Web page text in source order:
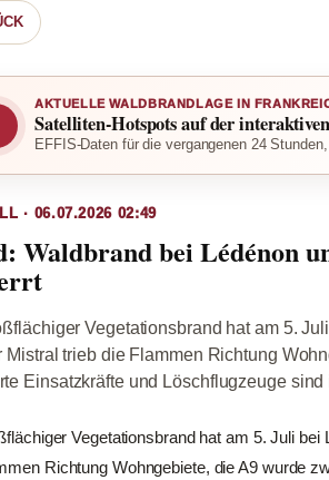
AKTUELLE WALDBRANDLAGE IN
Satelliten-Hotspots auf der
EFFIS-Daten für die vergangenen 24
· 06.07.2026 02:49
Waldbrand bei Lédénon
Vegetationsbrand hat am 5.
Mistral trieb die Flammen Richtung
Einsatzkräfte und Löschflugzeuge
Vegetationsbrand hat am 5. Juli
Richtung Wohngebiete, die A9 wurde